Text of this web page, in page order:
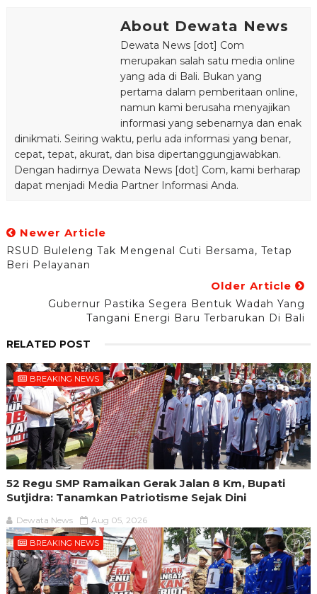
About Dewata News
Dewata News [dot] Com
merupakan salah satu media online
yang ada di Bali. Bukan yang
pertama dalam pemberitaan online,
namun kami berusaha menyajikan
informasi yang sebenarnya dan enak
dinikmati. Seiring waktu, perlu ada informasi yang benar,
cepat, tepat, akurat, dan bisa dipertanggungjawabkan.
Dengan hadirnya Dewata News [dot] Com, kami berharap
dapat menjadi Media Partner Informasi Anda.
Newer Article
RSUD Buleleng Tak Mengenal Cuti Bersama, Tetap
Beri Pelayanan
Older Article
Gubernur Pastika Segera Bentuk Wadah Yang
Tangani Energi Baru Terbarukan Di Bali
RELATED POST
BREAKING NEWS
52 Regu SMP Ramaikan Gerak Jalan 8 Km, Bupati
Sutjidra: Tanamkan Patriotisme Sejak Dini
Dewata News Aug 05, 2026
BREAKING NEWS